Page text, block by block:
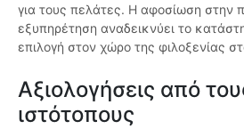
για τους πελάτες. Η αφοσίωση στην
εξυπηρέτηση αναδεικνύει το
επιλογή στον χώρο της φιλοξενίας
Αξιολογήσεις από
ιστότοπους